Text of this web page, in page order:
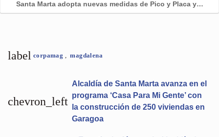
Santa Marta adopta nuevas medidas de Pico y Placa y…
label corpamag , magdalena
chevron_left
Alcaldía de Santa Marta avanza en el
programa ‘Casa Para Mi Gente’ con
la construcción de 250 viviendas en
Garagoa